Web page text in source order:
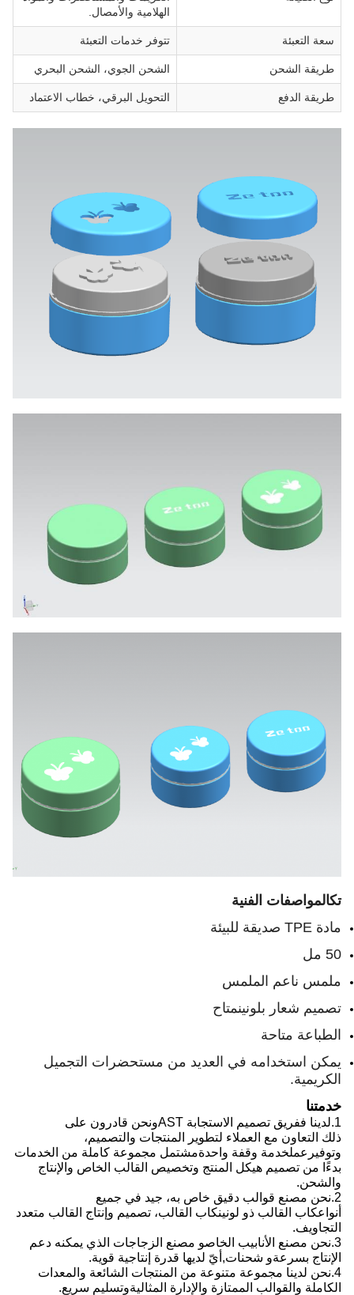
الهلامية والأمصال.
سعة التعبئة تتوفر خدمات التعبئة
طريقة الشحن الشحن الجوي، الشحن البحري
طريقة الدفع التحويل البرقي، خطاب الاعتماد
تكالمواصفات الفنية
مادة TPE صديقة للبيئة
50 مل
ملمس ناعم الملمس
تصميم شعار بلونينمتاح
الطباعة متاحة
يمكن استخدامه في العديد من مستحضرات التجميل
الكريمية.
خدمتنا
1. لدينا ففريق تصميم الاستجابة AST
ونحن قادرون على
ذلك التعاون مع العملاء لتطوير المنتجات والتصميم،
وتوفير عملخدمة وقفة واحدةمشتمل مجموعة كاملة من الخدمات
بدءًا من تصميم هيكل المنتج وتخصيص القالب الخاص والإنتاج
والشحن.
2. نحن مصنع قوالب دقيق خاص به، جيد في جميع
أنواعكاب القالب ذو لونينكاب القالب، تصميم وإنتاج القالب متعدد
التجاويف.
3. نحن مصنع الأنابيب الخاصو مصنع الزجاجات الذي يمكنه دعم
الإنتاج بسرعةو شحنات, أيّ لديها قدرة إنتاجية قوية.
4. نحن لدينا مجموعة متنوعة من المنتجات الشائعة والمعدات
الكاملة والقوالب الممتازة والإدارة المثاليةوتسليم سريع.